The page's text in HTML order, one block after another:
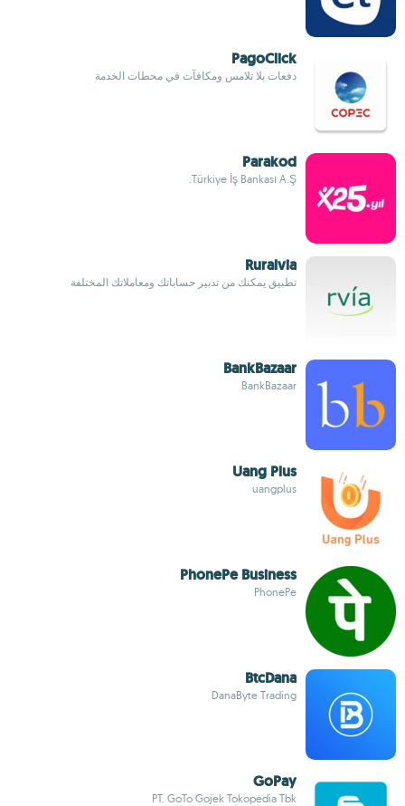
PagoClick
دفعات بلا تلامس ومكافآت في محطات الخدمة
Parakod
Türkiye İş Bankası A.Ş.
Ruralvia
تطبيق يمكنك من تدبير حساباتك ومعاملاتك المختلفة
BankBazaar
BankBazaar
Uang Plus
uangplus
PhonePe Business
PhonePe
BtcDana
DanaByte Trading
GoPay
PT. GoTo Gojek Tokopedia Tbk